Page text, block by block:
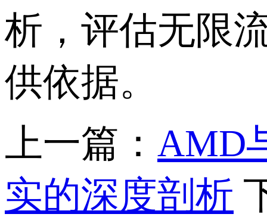
析，评估无限
供依据。
上一篇： AMD
实的深度剖析